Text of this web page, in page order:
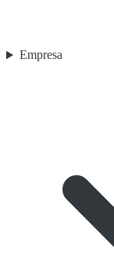
Empresa